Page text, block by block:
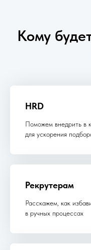
Кому
HRD
Поможем внедрить в
для ускорения
Рекрутерам
Расскажем, как
в ручных процессах